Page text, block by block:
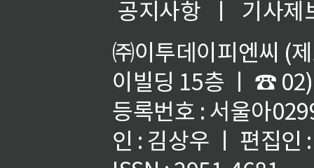
공지사항
ㅣ
기사제
㈜이투데이피엔씨 (
이빌딩 15층 ㅣ ☎
등록번호 : 서울아
인 : 김상우 ㅣ 편집인